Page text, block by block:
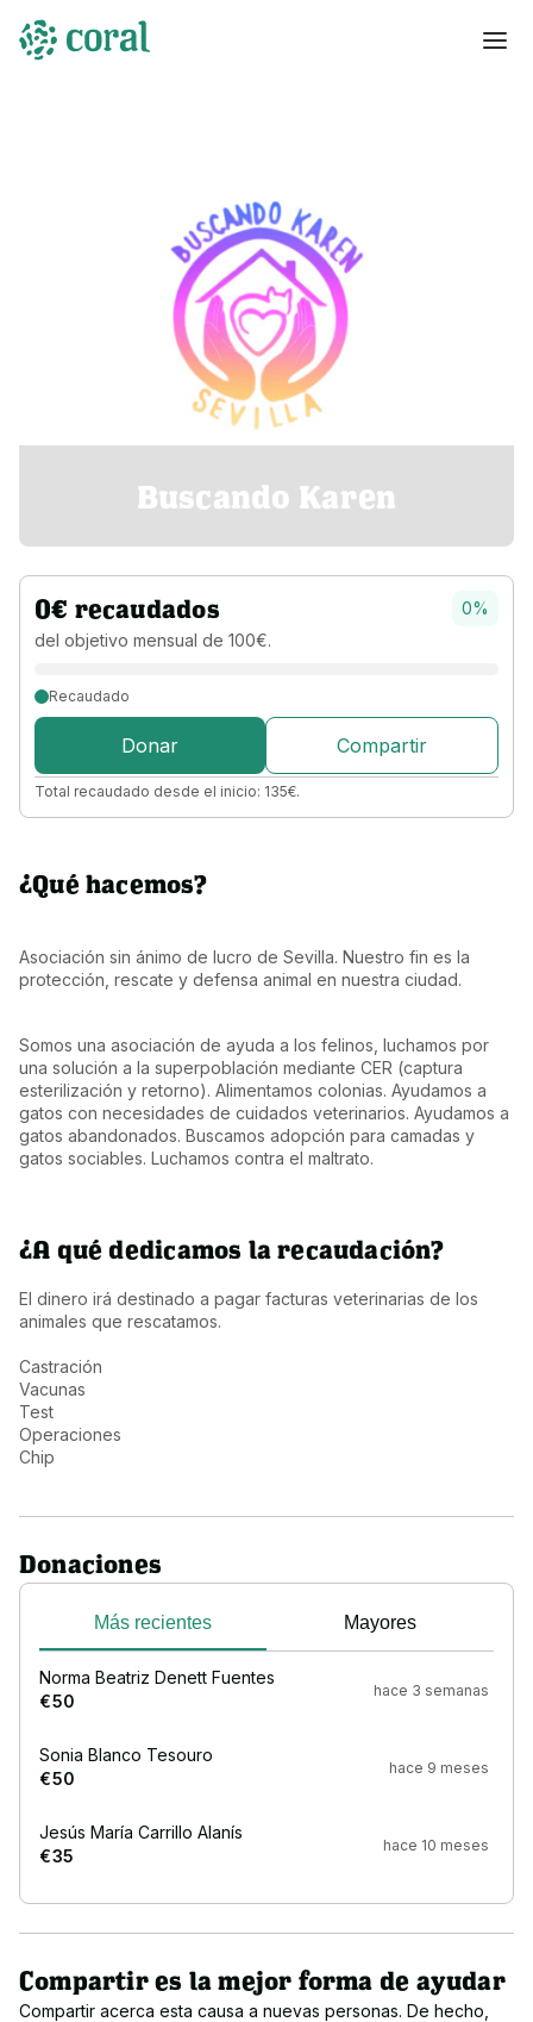
Buscando Karen
0€ recaudados
del objetivo mensual de 100€.
0%
Recaudado
Donar Compartir
Total recaudado desde el inicio: 135€.
¿Qué hacemos?
Asociación sin ánimo de lucro de Sevilla. Nuestro fin es la
protección, rescate y defensa animal en nuestra ciudad.
Somos una asociación de ayuda a los felinos, luchamos por
una solución a la superpoblación mediante CER (captura
esterilización y retorno). Alimentamos colonias. Ayudamos a
gatos con necesidades de cuidados veterinarios. Ayudamos a
gatos abandonados. Buscamos adopción para camadas y
gatos sociables. Luchamos contra el maltrato.
¿A qué dedicamos la recaudación?
El dinero irá destinado a pagar facturas veterinarias de los
animales que rescatamos.
Castración
Vacunas
Test
Operaciones
Donaciones
Más recientes Mayores
Norma Beatriz Denett Fuentes
€ 50
hace 3 semanas
Sonia Blanco Tesouro
€ 50
hace 9 meses
Jesús María Carrillo Alanís
€ 35
hace 10 meses
Compartir es la mejor forma de ayudar
Compartir acerca esta causa a nuevas personas. De hecho,